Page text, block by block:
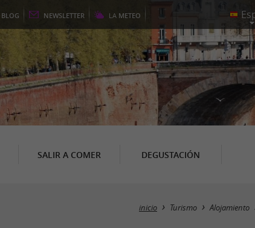
BLOG NEWSLETTER LA METEO
SALIR A COMER DEGUSTACIÓN
inicio Turismo Alojamiento